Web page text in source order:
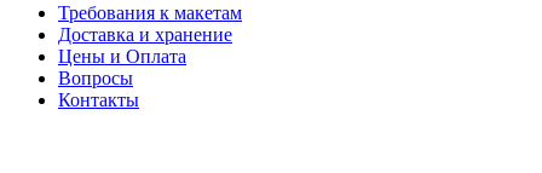
Требования к макетам
Доставка и хранение
Цены и Оплата
Вопросы
Контакты